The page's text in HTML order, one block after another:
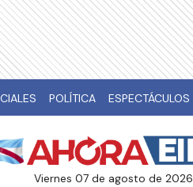
POLÍTICA ESPECTÁCULOS
viernes 07 de agosto de 2026